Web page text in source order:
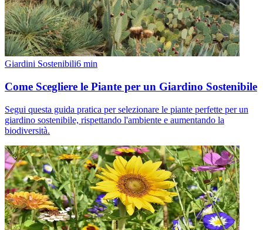
Giardini Sostenibili6 min
Come Scegliere le Piante per un Giardino Sostenibile
Segui questa guida pratica per selezionare le piante perfette per un
giardino sostenibile, rispettando l'ambiente e aumentando la
biodiversità.